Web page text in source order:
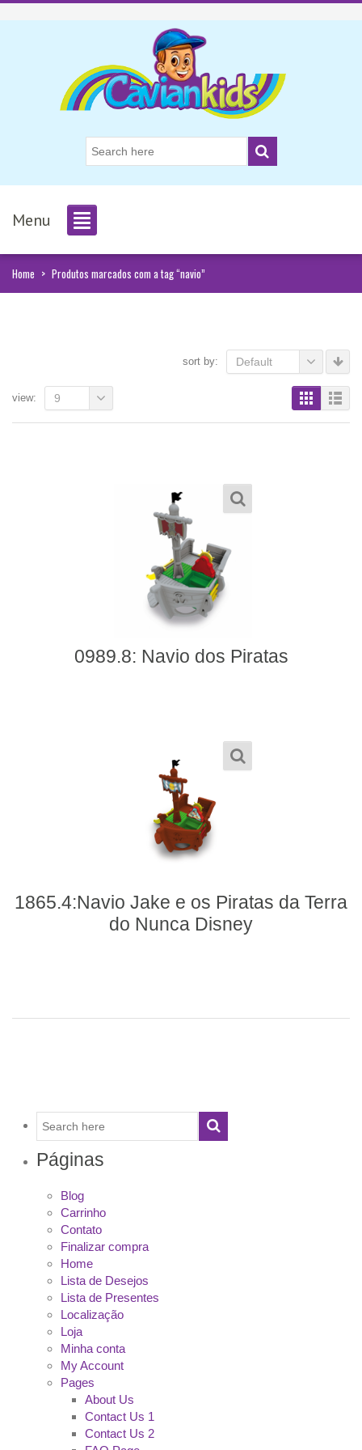
Menu
Home > Produtos marcados com a tag “navio”
sort by: Default
view: 9
0989.8: Navio dos Piratas
1865.4:Navio Jake e os Piratas da Terra
do Nunca Disney
Páginas
Blog
Carrinho
Contato
Finalizar compra
Home
Lista de Desejos
Lista de Presentes
Localização
Loja
Minha conta
My Account
Pages
About Us
Contact Us 1
Contact Us 2